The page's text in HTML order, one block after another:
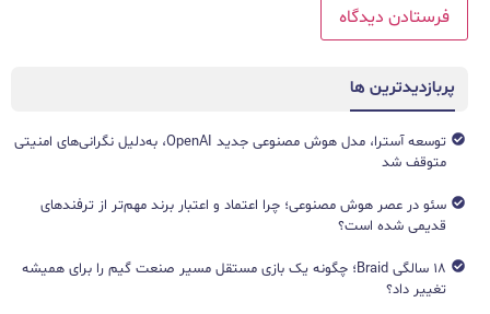
پربازدیدترین ها
توسعه آسترا، مدل هوش مصنوعی جدید OpenAI، به‌دلیل نگرانی‌های امنیتی
متوقف شد
سئو در عصر هوش مصنوعی؛ چرا اعتماد و اعتبار برند مهم‌تر از ترفندهای
قدیمی شده است؟
۱۸ سالگی Braid؛ چگونه یک بازی مستقل مسیر صنعت گیم را برای همیشه
تغییر داد؟